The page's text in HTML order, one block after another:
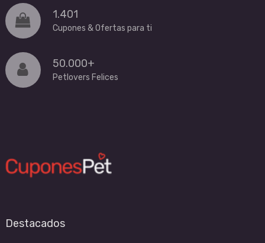
1.401
Cupones & Ofertas para ti
50.000+
Petlovers Felices
Destacados